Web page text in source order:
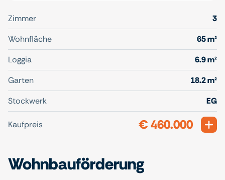
Zimmer
3
Wohnfläche
65 m²
Loggia
6.9 m²
Garten
18.2 m²
Stockwerk
EG
Kaufpreis € 460.000
Wohnbauförderung